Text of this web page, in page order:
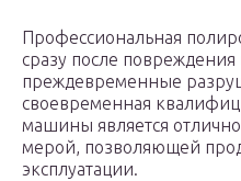
Профессиональная
сразу после
преждевременные
своевременная
машины является
мерой, позволяющей
эксплуатации.